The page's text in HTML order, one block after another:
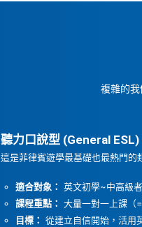
複雜的
聽力口說型 (General ESL)
這是菲律賓遊學最基礎也最熱門的
適合對象： 英文初學~中高級
課程重點： 大量一對一上課（
目標： 從建立自信開始，活用